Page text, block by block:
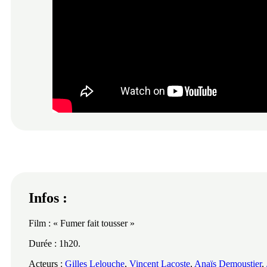
Infos :
Film : « Fumer fait tousser »
Durée : 1h20.
Acteurs : Gilles Lelouche, Vincent Lacoste, Anaïs Demoustier,